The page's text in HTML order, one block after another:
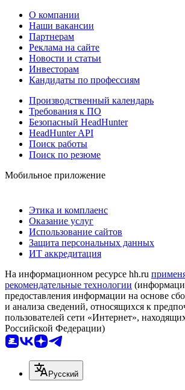
О компании
Наши вакансии
Партнерам
Реклама на сайте
Новости и статьи
Инвесторам
Кандидаты по профессиям
Производственный календарь
Требования к ПО
Безопасный HeadHunter
HeadHunter API
Поиск работы
Поиск по резюме
Мобильное приложение
Этика и комплаенс
Оказание услуг
Использование сайтов
Защита персональных данных
ИТ аккредитация
На информационном ресурсе hh.ru
рекомендательные технологии
предоставления информации на основе
и анализа сведений, относящихся к
пользователей сети «Интернет»,
Российской Федерации)
Русский